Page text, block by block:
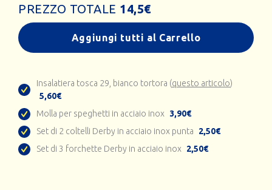
PREZZO TOTALE 14,5€
Aggiungi tutti al Carrello
Insalatiera tosca 29, bianco tortora (questo articolo)
5,60€
Molla per speghetti in acciaio inox 3,90€
Set di 2 coltelli Derby in acciaio inox punta
2,50€
Set di 3 forchette Derby in acciaio inox 2,50€